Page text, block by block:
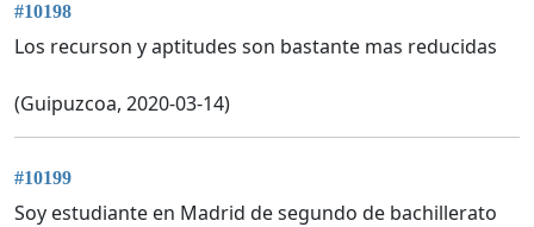
#10198
Los recurson y aptitudes son bastante mas reducidas
(Guipuzcoa, 2020-03-14)
#10199
Soy estudiante en Madrid de segundo de bachillerato